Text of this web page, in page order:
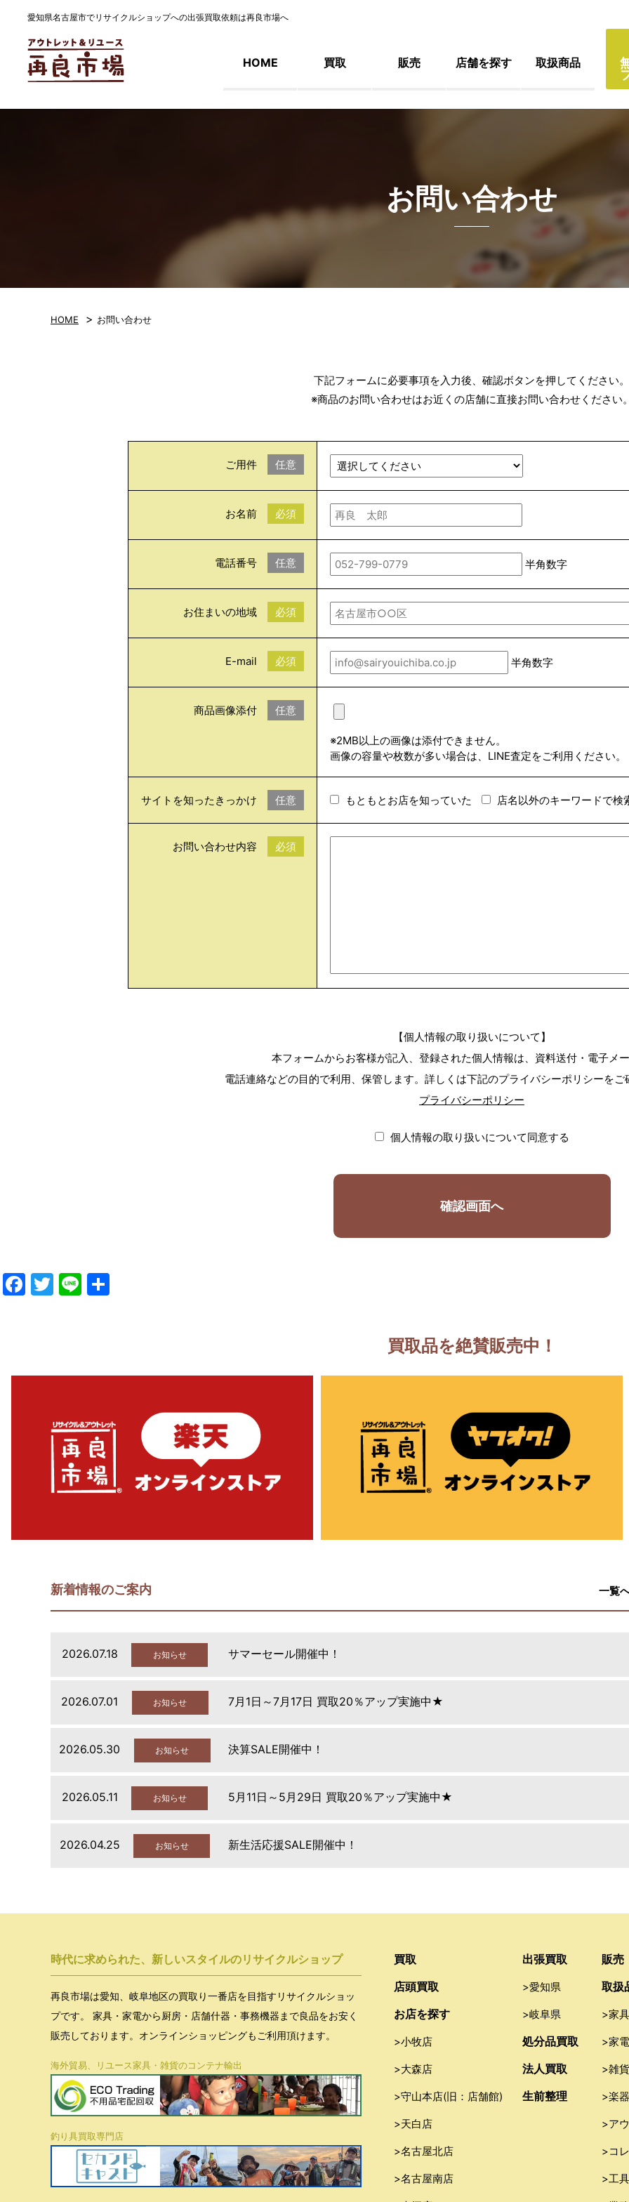
愛知県名古屋市でリサイクルショップへの出張買取依頼は再良市場へ
HOME 買取 販売 店舗を探す 取扱商品
お問い合わせ
HOME > お問い合わせ
下記フォームに必要事項を入力後、確認ボタンを押してください。
※商品のお問い合わせはお近くの店舗に直接お問い合わせください
ご用件 任意
お名前 必須
電話番号 任意 半角数字
お住まいの地域 必須
E-mail 必須 半角数字
商品画像添付 任意
※2MB以上の画像は添付できません。
画像の容量や枚数が多い場合は、LINE査定をご利用ください。
サイトを知ったきっかけ 任意 もともとお店を知っていた 店名以外のキーワードで検
お問い合わせ内容 必須
【個人情報の取り扱いについて】
本フォームからお客様が記入、登録された個人情報は、資料送付・電子メ
電話連絡などの目的で利用、保管します。詳しくは下記のプライバシーポリシーをご
プライバシーポリシー
個人情報の取り扱いについて同意する
Facebook
Twitter
Line
買取品を絶賛販売中！
新着情報のご案内 一覧
2026.07.18 お知らせ サマーセール開催中！
2026.07.01 お知らせ 7月1日～7月17日 買取20％アップ実施中★
2026.05.30 お知らせ 決算SALE開催中！
2026.05.11 お知らせ 5月11日～5月29日 買取20％アップ実施中★
2026.04.25 お知らせ 新生活応援SALE開催中！
時代に求められた、新しいスタイルのリサイクルショップ
再良市場は愛知、岐阜地区の買取り一番店を目指すリサイクルショッ
プです。 家具・家電から厨房・店舗什器・事務機器まで良品をお安く
販売しております。オンラインショッピングもご利用頂けます。
海外貿易、リユース家具・雑貨のコンテナ輸出
釣り具買取専門店
買取
店頭買取
お店を探す
>小牧店
>大森店
>守山本店(旧：店舗館)
>天白店
>名古屋北店
>名古屋南店
出張買取
>愛知県
>岐阜県
処分品買取
法人買取
生前整理
販売
取扱
>家
>家
>雑
>楽器
>ア
>コ
>工